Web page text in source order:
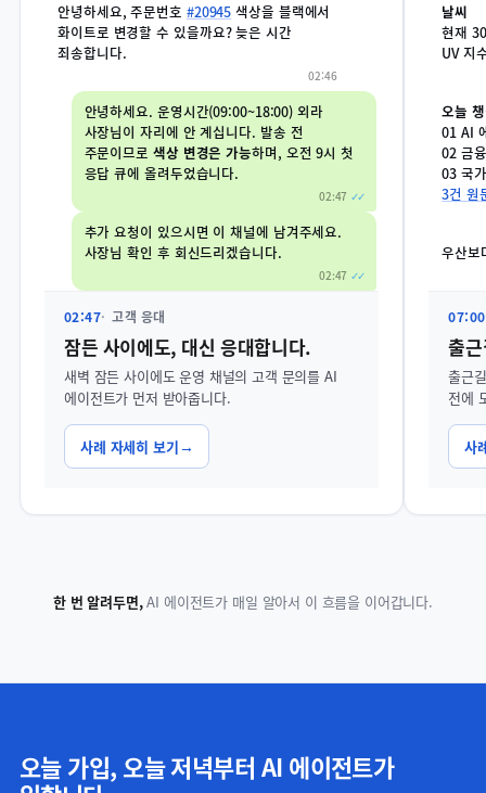
안녕하세요, 주문번호 #20945 색상을 블랙에서
화이트로 변경할 수 있을까요? 늦은 시간
죄송합니다.
02:46
안녕하세요. 운영시간(09:00~18:00) 외라
사장님이 자리에 안 계십니다. 발송 전
주문이므로 색상 변경은 가능하며, 오전 9시 첫
응답 큐에 올려두었습니다.
02:47 ✓✓
추가 요청이 있으시면 이 채널에 남겨주세요.
사장님 확인 후 회신드리겠습니다.
02:47 ✓✓
02:47 고객 응대
잠든 사이에도, 대신 응대합니다.
새벽 잠든 사이에도 운영 채널의 고객 문의를 AI
에이전트가 먼저 받아줍니다.
사례 자세히 보기
날씨
현재
UV 지
오늘
01 AI
02 금
03 국
3건 원
우산
07:00
출
출근
전에
사
한 번 알려두면,AI 에이전트가 매일 알아서 이 흐름을 이어갑니다.
오늘 가입, 오늘 저녁부터 AI 에이전트가